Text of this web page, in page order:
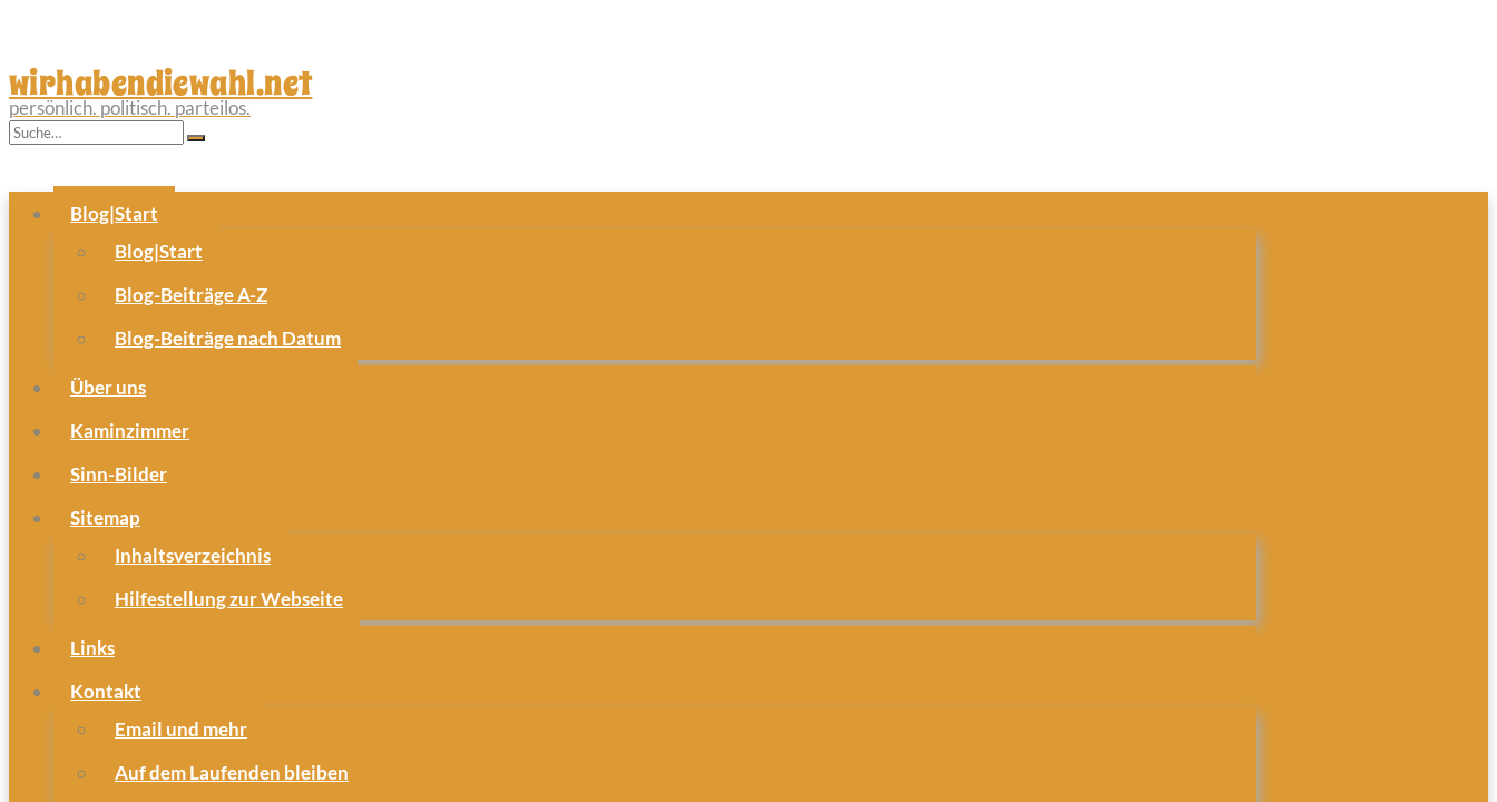
wirhabendiewahl.net
persönlich. politisch. parteilos.
Blog|Start
Blog|Start
Blog-Beiträge A-Z
Blog-Beiträge nach Datum
Über uns
Kaminzimmer
Sinn-Bilder
Sitemap
Inhaltsverzeichnis
Hilfestellung zur Webseite
Links
Kontakt
Email und mehr
Auf dem Laufenden bleiben